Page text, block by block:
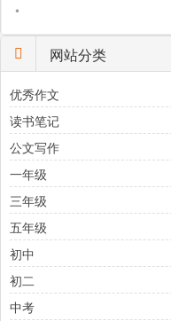
•
网站分类
优秀作文
读书笔记
公文写作
一年级
三年级
五年级
初中
初二
中考